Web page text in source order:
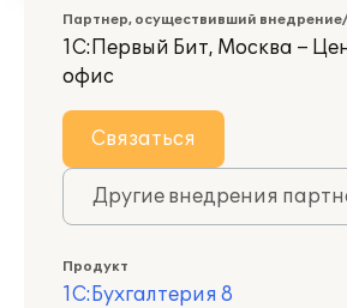
Партнер, осуществивший
1С:Первый Бит, Москва –
офис
Связаться
Другие внедрения
Продукт
1С:Бухгалтерия 8